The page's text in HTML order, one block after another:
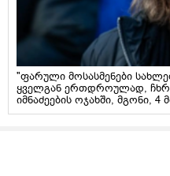
"ფარული მოსასმენები
ყველგან ერთდროულად,
იმნაძეების ოჯახში, მგონი, 4